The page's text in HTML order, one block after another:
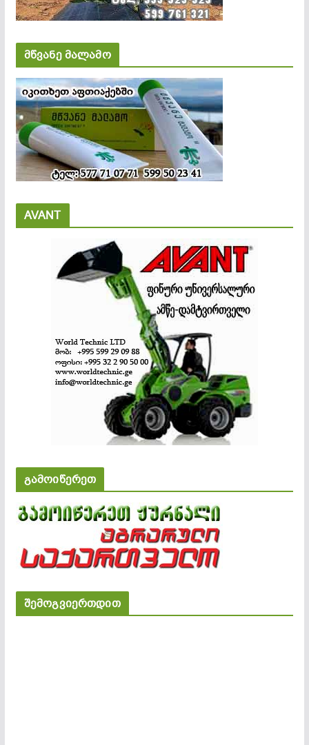
მწვანე მალამო
AVANT
გამოიწერეთ
შემოგვიერთდით